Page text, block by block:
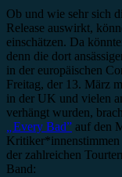
Ob und wie sehr sich
Release auswirkt,
einschätzen. Da
denn die dort
in der europäischen
Freitag, der 13. März
in der UK und vielen
verhängt wurden,
Every Bad” auf den
Kritiker*innenstimmen
der zahlreichen
Band: